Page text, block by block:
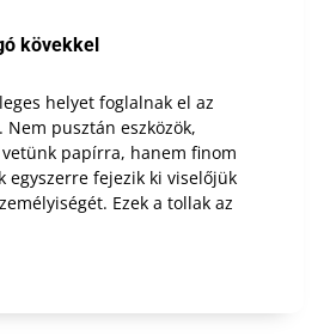
kövekkel
helyet foglalnak el az
pusztán eszközök,
papírra, hanem finom
egyszerre fejezik ki viselőjük
Ezek a tollak az